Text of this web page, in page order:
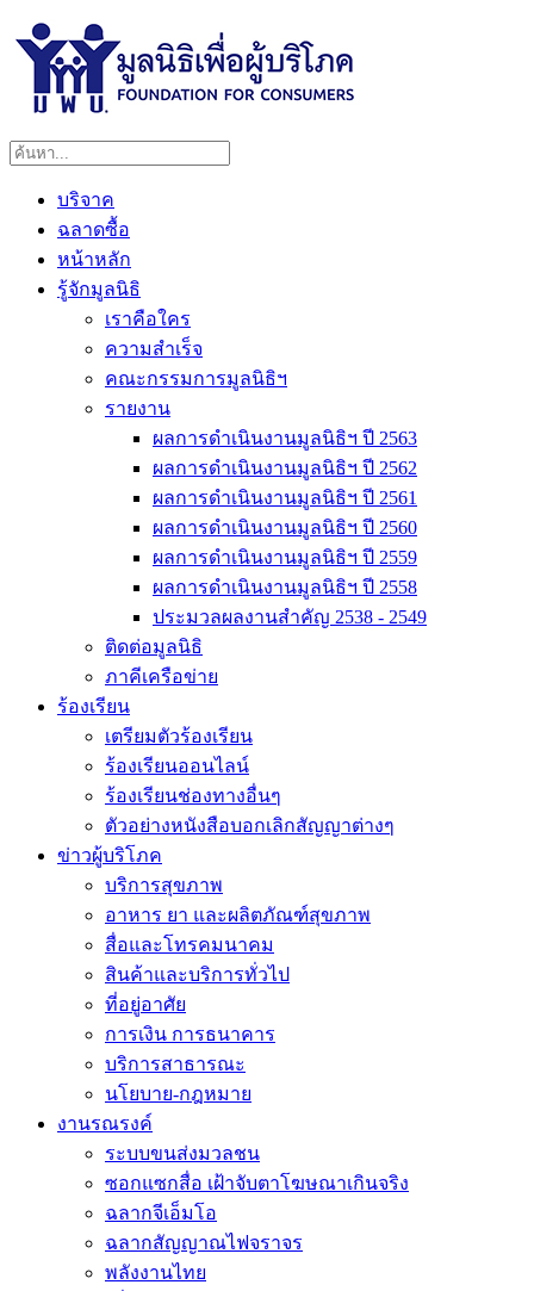
บริจาค
ฉลาดซื้อ
หน้าหลัก
รู้จักมูลนิธิ
เราคือใคร
ความสำเร็จ
คณะกรรมการมูลนิธิฯ
รายงาน
ผลการดำเนินงานมูลนิธิฯ ปี 2563
ผลการดำเนินงานมูลนิธิฯ ปี 2562
ผลการดำเนินงานมูลนิธิฯ ปี 2561
ผลการดำเนินงานมูลนิธิฯ ปี 2560
ผลการดำเนินงานมูลนิธิฯ ปี 2559
ผลการดำเนินงานมูลนิธิฯ ปี 2558
ประมวลผลงานสำคัญ 2538 - 2549
ติดต่อมูลนิธิ
ภาคีเครือข่าย
ร้องเรียน
เตรียมตัวร้องเรียน
ร้องเรียนออนไลน์
ร้องเรียนช่องทางอื่นๆ
ตัวอย่างหนังสือบอกเลิกสัญญาต่างๆ
ข่าวผู้บริโภค
บริการสุขภาพ
อาหาร ยา และผลิตภัณฑ์สุขภาพ
สื่อและโทรคมนาคม
สินค้าและบริการทั่วไป
ที่อยู่อาศัย
การเงิน การธนาคาร
บริการสาธารณะ
นโยบาย-กฎหมาย
งานรณรงค์
ระบบขนส่งมวลชน
ซอกแซกสื่อ เฝ้าจับตาโฆษณาเกินจริง
ฉลากจีเอ็มโอ
ฉลากสัญญาณไฟจราจร
พลังงานไทย